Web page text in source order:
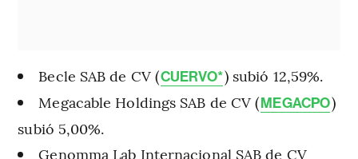
Becle SAB de CV (CUERVO*) subió 12,59%.
Megacable Holdings SAB de CV (MEGACPO)
subió 5,00%.
Genomma Lab Internacional SAB de CV